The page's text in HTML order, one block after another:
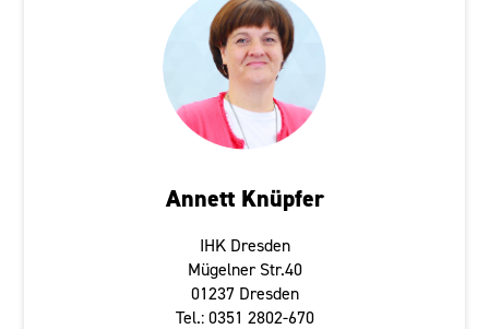
Annett Knüpfer
IHK Dresden
Mügelner Str.40
01237 Dresden
Tel.: 0351 2802-670